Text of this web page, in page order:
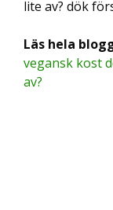
lite av? dök
Läs hela
vegansk kost
av?